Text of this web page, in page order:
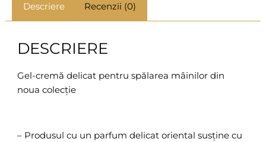
Descriere Recenzii (0)
DESCRIERE
Gel-cremă delicat pentru spălarea mâinilor din
noua colecție
– Produsul cu un parfum delicat oriental susține cu